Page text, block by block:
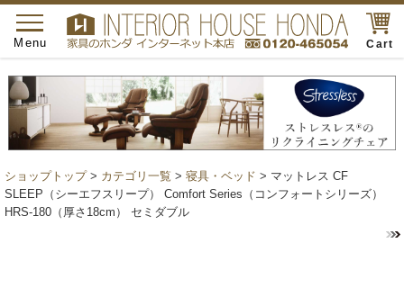
Cart
toggle
navigation
Menu
ショップトップ> カテゴリ一覧 > 寝具・ベッド > マットレス CF
SLEEP（シーエフスリープ） Comfort Series（コンフォートシリーズ）
HRS-180（厚さ18cm） セミダブル